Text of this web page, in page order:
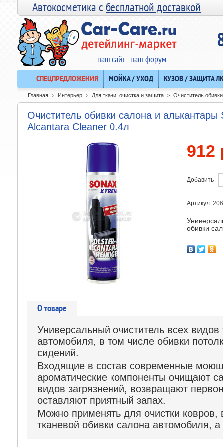
Автокосметика сбесплатной доставкой
наш сайт наш форум
СПЕЦПРЕДЛОЖЕНИЯ МОЙКА / УХОД КУЗОВ / ЗАЩИТА
Главная > Интерьер > Для ткани: очистка и защита > Очиститель
Очиститель обивки салона и
Alcantara Cleaner 0.4л
912
Добавить
Артикул:
обивки
О товаре
Универсальный очиститель всех видов
автомобиля, в том числе обивки
сидений.
Входящие в состав современные
ароматические компоненты очищают
видов загрязнений, возвращают
оставляют приятный запах.
Можно применять для очистки ковров,
тканевой обивки салона автомобиля, а